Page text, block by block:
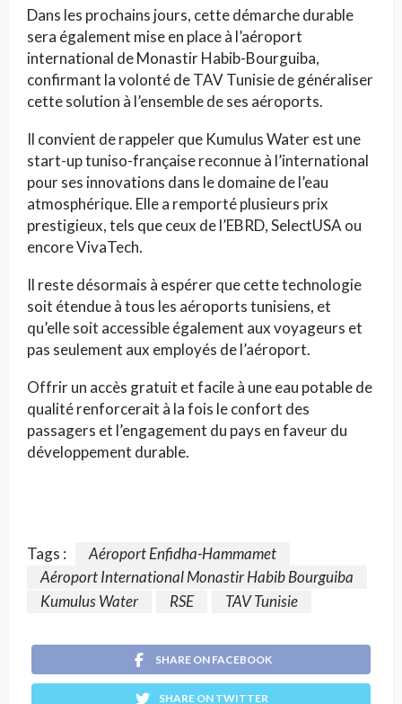
Dans les prochains jours, cette démarche durable
sera également mise en place à l’aéroport
international de Monastir Habib-Bourguiba,
confirmant la volonté de TAV Tunisie de généraliser
cette solution à l’ensemble de ses aéroports.
Il convient de rappeler que Kumulus Water est une
start-up tuniso-française reconnue à l’international
pour ses innovations dans le domaine de l’eau
atmosphérique. Elle a remporté plusieurs prix
prestigieux, tels que ceux de l’EBRD, SelectUSA ou
encore VivaTech.
Il reste désormais à espérer que cette technologie
soit étendue à tous les aéroports tunisiens, et
qu’elle soit accessible également aux voyageurs et
pas seulement aux employés de l’aéroport.
Offrir un accès gratuit et facile à une eau potable de
qualité renforcerait à la fois le confort des
passagers et l’engagement du pays en faveur du
développement durable.
Tags :
Aéroport Enfidha-Hammamet
Aéroport International Monastir Habib Bourguiba
Kumulus Water
RSE TAV Tunisie
SHARE ON FACEBOOK
SHARE ON TWITTER